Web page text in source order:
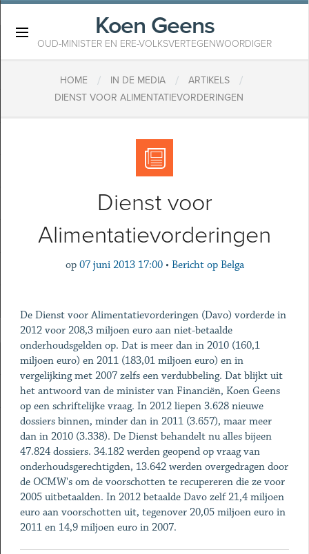
Koen Geens
OUD-MINISTER EN ERE-VOLKSVERTEGENWOORDIGER
HOME / IN DE MEDIA / ARTIKELS /
DIENST VOOR ALIMENTATIEVORDERINGEN
Dienst voor
Alimentatievorderingen
op 07 juni 2013 17:00 • Bericht op Belga
De Dienst voor Alimentatievorderingen (Davo) vorderde in
2012 voor 208,3 miljoen euro aan niet-betaalde
onderhoudsgelden op. Dat is meer dan in 2010 (160,1
miljoen euro) en 2011 (183,01 miljoen euro) en in
vergelijking met 2007 zelfs een verdubbeling. Dat blijkt uit
het antwoord van de minister van Financiën, Koen Geens
op een schriftelijke vraag. In 2012 liepen 3.628 nieuwe
dossiers binnen, minder dan in 2011 (3.657), maar meer
dan in 2010 (3.338). De Dienst behandelt nu alles bijeen
47.824 dossiers. 34.182 werden geopend op vraag van
onderhoudsgerechtigden, 13.642 werden overgedragen door
de OCMW's om de voorschotten te recupereren die ze voor
2005 uitbetaalden. In 2012 betaalde Davo zelf 21,4 miljoen
euro aan voorschotten uit, tegenover 20,05 miljoen euro in
2011 en 14,9 miljoen euro in 2007.